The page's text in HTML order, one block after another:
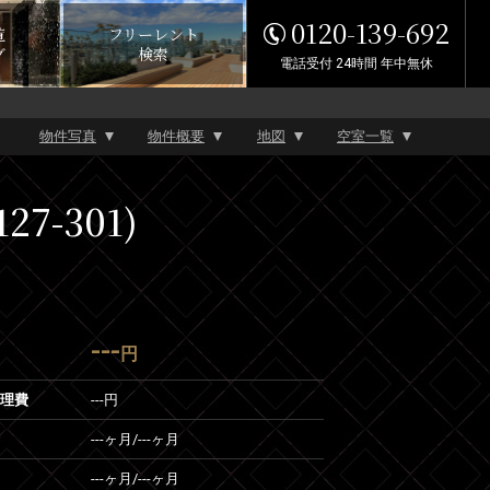
フリーレント
検索
0120-139-692
電話受付 24時間 年中無休
物件写真 物件概要 地図 空室一覧
301)
--- 円
費 ---円
---ヶ月 /---ヶ月
---ヶ月 /---ヶ月